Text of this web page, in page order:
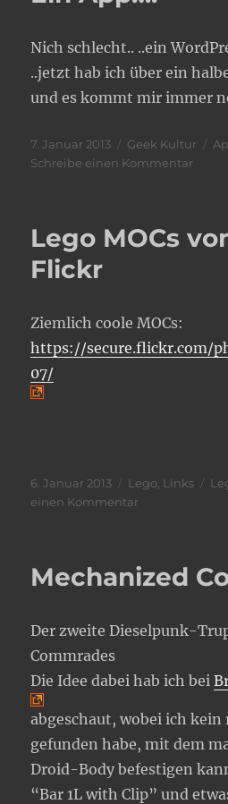
Nich schlecht.. ..ein
..jetzt hab ich über ein
und es kommt mir immer
Veröffentlicht
am
7. Januar 2013 Kategorien
Geek Kultur
Schreibe einen Kommentarzu
Lego MOCs
Flickr
Ziemlich coole MOCs:
https://secure.flickr.com/
07/
Veröffentlicht
am
6. Januar 2013 Kategorien
Lego Links
einen Kommentarzu
JonHall18
Mechanized
Der zweite Dieselpunk-
Commrades
Die Idee dabei hab ich bei
abgeschaut, wobei ich kein
gefunden habe, mit dem
Droid-Body befestigen
“Bar 1L with Clip” und